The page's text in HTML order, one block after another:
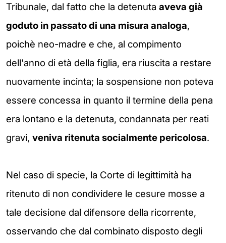
Tribunale, dal fatto che la detenuta aveva già
goduto in passato di una misura analoga,
poichè neo-madre e che, al compimento
dell'anno di età della figlia, era riuscita a restare
nuovamente incinta; la sospensione non poteva
essere concessa in quanto il termine della pena
era lontano e la detenuta, condannata per reati
gravi, veniva ritenuta socialmente pericolosa.
Nel caso di specie, la Corte di legittimità ha
ritenuto di non condividere le cesure mosse a
tale decisione dal difensore della ricorrente,
osservando che dal combinato disposto degli